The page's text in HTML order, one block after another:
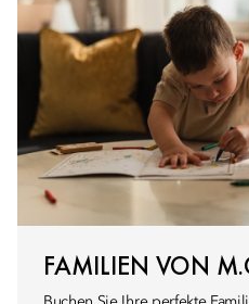
FAMILIEN VON